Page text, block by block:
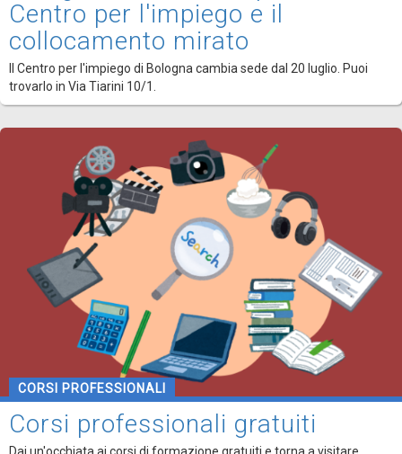
Centro per l'impiego e il
collocamento mirato
Il Centro per l'impiego di Bologna cambia sede dal 20 luglio. Puoi
trovarlo in Via Tiarini 10/1.
CORSI PROFESSIONALI
Corsi professionali gratuiti